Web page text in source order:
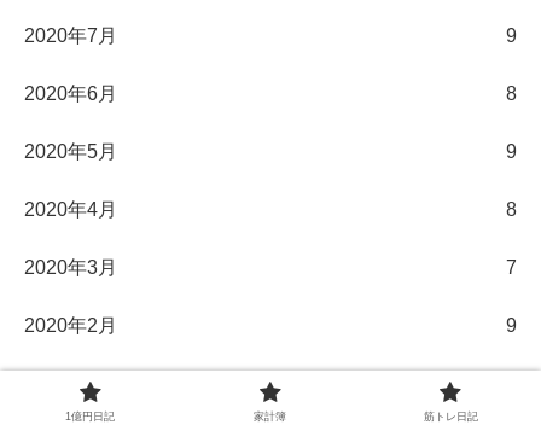
2020年7月 9
2020年6月 8
2020年5月 9
2020年4月 8
2020年3月 7
2020年2月 9
2020年1月
1億円日記 家計簿 筋トレ日記